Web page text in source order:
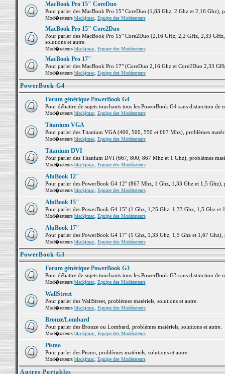
MacBook Pro 15" CoreDuo
Pour parler des MacBook Pro 15" CoreDuo (1,83 Ghz, 2 Ghz et 2,16 Ghz),
Mod�rateurs blackjmac, Equipe des Modérateurs
MacBook Pro 15" Core2Duo
Pour parler des MacBook Pro 15" Core2Duo (2,16 GHz, 2,2 GHz, 2,33
solutions et autre.
Mod�rateurs blackjmac, Equipe des Modérateurs
MacBook Pro 17"
Pour parler des MacBook Pro 17" (CoreDuo 2,16 Ghz et Core2Duo 2,33
Mod�rateurs blackjmac, Equipe des Modérateurs
PowerBook G4
Forum générique PowerBook G4
Pour débattre de sujets touchants tous les PowerBook G4 sans distinction de
Mod�rateurs blackjmac, Equipe des Modérateurs
Titanium VGA
Pour parler des Titanium VGA (400, 500, 550 et 667 Mhz), problèmes
Mod�rateurs blackjmac, Equipe des Modérateurs
Titanium DVI
Pour parler des Titanium DVI (667, 800, 867 Mhz et 1 Ghz), problèmes
Mod�rateurs blackjmac, Equipe des Modérateurs
AluBook 12"
Pour parler des PowerBook G4 12" (867 Mhz, 1 Ghz, 1,33 Ghz et 1,5 Ghz),
Mod�rateurs blackjmac, Equipe des Modérateurs
AluBook 15"
Pour parler des PowerBook G4 15" (1 Ghz, 1,25 Ghz, 1,33 Ghz, 1,5 Ghz et
Mod�rateurs blackjmac, Equipe des Modérateurs
AluBook 17"
Pour parler des PowerBook G4 17" (1 Ghz, 1,33 Ghz, 1,5 Ghz et 1,67 Ghz),
Mod�rateurs blackjmac, Equipe des Modérateurs
PowerBook G3
Forum générique PowerBook G3
Pour débattre de sujets touchants tous les PowerBook G3 sans distinction de
Mod�rateurs blackjmac, Equipe des Modérateurs
WallStreet
Pour parler des WallStreet, problèmes matériels, solutions et autre.
Mod�rateurs blackjmac, Equipe des Modérateurs
Bronze/Lombard
Pour parler des Bronze ou Lombard, problèmes matériels, solutions et autre.
Mod�rateurs blackjmac, Equipe des Modérateurs
Pismo
Pour parler des Pismo, problèmes matériels, solutions et autre.
Mod�rateurs blackjmac, Equipe des Modérateurs
Autres Portables